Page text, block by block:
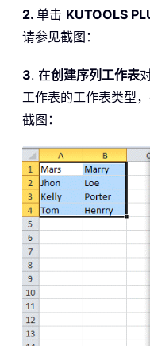
2. 单击 KUTOOLS
请参见截图：
3. 在创建序列工作表
工作表的工作表类型
截图：